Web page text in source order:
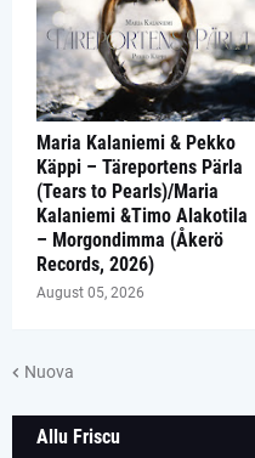
Maria Kalaniemi & Pekko
Käppi – Täreportens Pärla
(Tears to Pearls)/Maria
Kalaniemi &Timo Alakotila
– Morgondimma (Åkerö
Records, 2026)
August 05, 2026
Nuova
Allu Friscu